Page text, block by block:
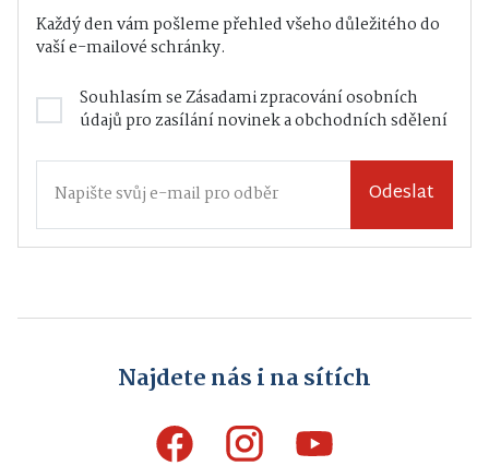
Každý den vám pošleme přehled všeho důležitého do
vaší e-mailové schránky.
Souhlasím seZásadami zpracování osobních
údajůpro zasílání novinek a obchodních sdělení
Odeslat
Najdete nás i na sítích